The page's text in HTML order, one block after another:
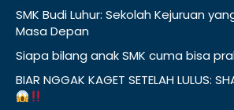
SMK Budi Luhur: Sekolah Kejuruan
Masa Depan
Siapa bilang anak SMK cuma bisa
BIAR NGGAK KAGET SETELAH LULUS: